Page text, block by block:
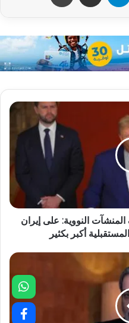
النووية: على إيران
أكبر بكثير